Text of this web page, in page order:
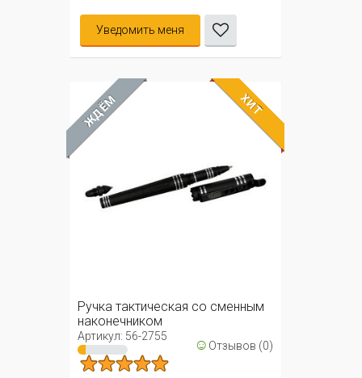
Уведомить меня
ЖДЁМ ХИТ
Ручка тактическая со сменным
наконечником
Артикул: 56-2755 ☺ Отзывов (0)